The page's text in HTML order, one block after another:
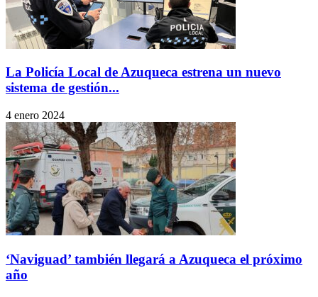
La Policía Local de Azuqueca estrena un nuevo
sistema de gestión...
4 enero 2024
‘Naviguad’ también llegará a Azuqueca el próximo
año